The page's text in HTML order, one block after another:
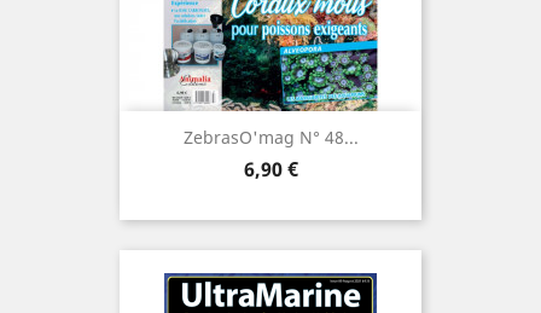
ZebrasO'mag N° 48...
Prix
6,90 €